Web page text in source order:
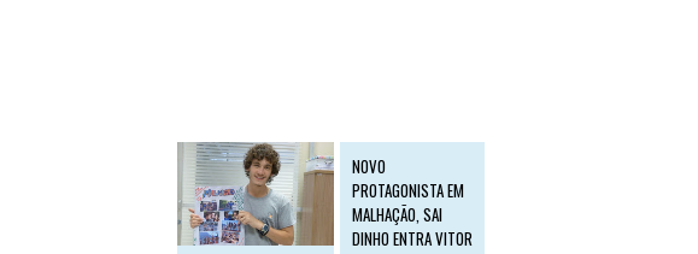
NOVO
PROTAGONISTA EM
MALHAÇÃO, SAI
DINHO ENTRA VITOR